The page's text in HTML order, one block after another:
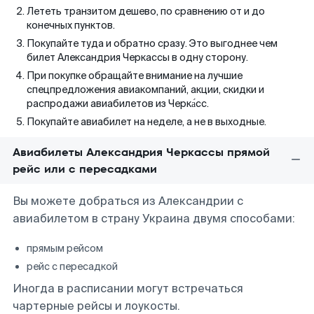
Лететь транзитом дешево, по сравнению от и до
конечных пунктов.
Покупайте туда и обратно сразу. Это выгоднее чем
билет Александрия Черкассы в одну сторону.
При покупке обращайте внимание на лучшие
спецпредложения авиакомпаний, акции, скидки и
распродажи авиабилетов из Черка́сс.
Покупайте авиабилет на неделе, а не в выходные.
Авиабилеты Александрия Черкассы прямой
рейс или с пересадками
Вы можете добраться из Александрии с
авиабилетом в страну Украина двумя способами:
прямым рейсом
рейс с пересадкой
Иногда в расписании могут встречаться
чартерные рейсы и лоукосты.